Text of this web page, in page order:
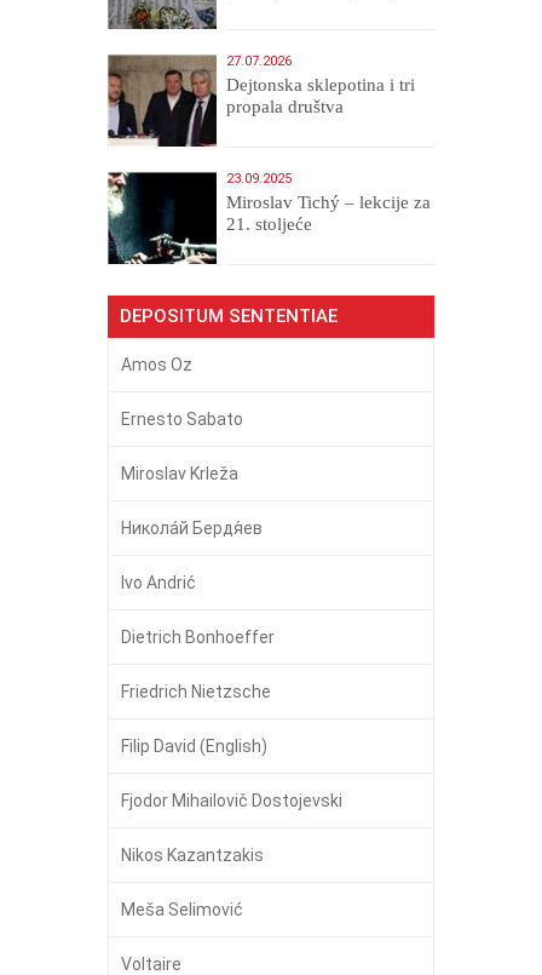
27.07.2026
Dejtonska sklepotina i tri
propala društva
23.09.2025
Miroslav Tichý – lekcije za
21. stoljeće
DEPOSITUM SENTENTIAE
Amos Oz
Ernesto Sabato
Miroslav Krleža
Никола́й Бердя́ев
Ivo Andrić
Dietrich Bonhoeffer
Friedrich Nietzsche
Filip David (English)
Fjodor Mihailovič Dostojevski
Nikos Kazantzakis
Meša Selimović
Voltaire